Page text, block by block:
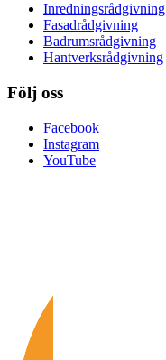
Inredningsrådgivning
Fasadrådgivning
Badrumsrådgivning
Hantverksrådgivning
Följ oss
Facebook
Instagram
YouTube